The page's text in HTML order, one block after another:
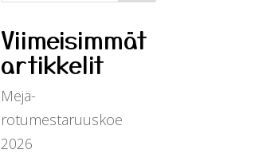
Viimeisimmät
artikkelit
Mejä-
rotumestaruuskoe
2026